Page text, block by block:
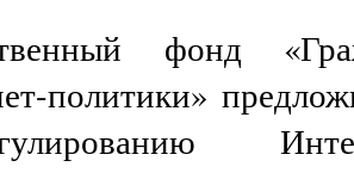
фонд
политики»